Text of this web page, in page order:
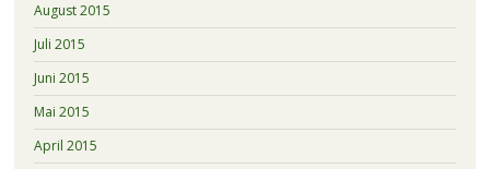
August 2015
Juli 2015
Juni 2015
Mai 2015
April 2015